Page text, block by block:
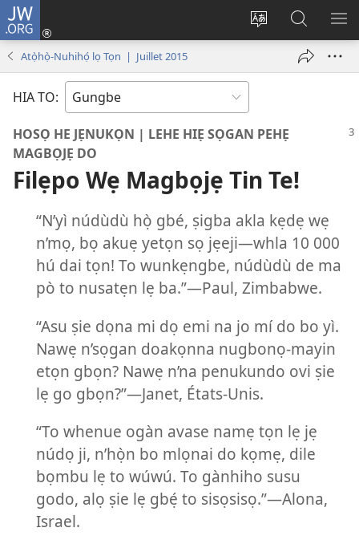
JW.ORG
Diọ
Hùn
Adà
new
Dín
to
JW.ORG
Atọ̀họ̀-Nuhihọ́ lọ Tọn | Juillet 2015
HIA TO:
HOSỌ HE JẸNUKỌN | LEHE HIẸ SỌGAN PEHẸ
MAGBỌJẸ DO
Filẹpo Wẹ Magbọjẹ Tin Te!
“N’yì núdùdù họ̀ gbé, ṣigba akla kẹdẹ wẹ
n’mọ, bọ akuẹ yetọn sọ jẹeji—whla 10 000
hú dai tọn! To wunkẹngbe, núdùdù de ma
pò to nusatẹn lẹ ba.”—Paul, Zimbabwe.
“Asu ṣie dọna mi dọ emi na jo mí do bo yì.
Nawẹ n’sọgan doakọnna nugbonọ-mayin
etọn gbọn? Nawẹ n’na penukundo ovi ṣie
lẹ go gbọn?”—Janet, États-Unis.
“To whenue ogàn avase namẹ tọn lẹ jẹ
núdọ ji, n’họ̀n bo mlọnai do kọmẹ, dile
bọmbu lẹ to wúwú. To gànhiho susu
godo, alọ ṣie lẹ gbẹ́ to sisọsisọ.”—Alona,
Israel.